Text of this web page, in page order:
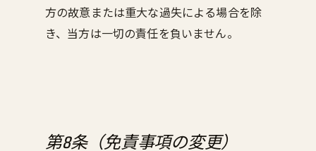
方の故意または重大な過失による場合を除
き、当方は一切の責任を負いません。
第8条（免責事項の変更）